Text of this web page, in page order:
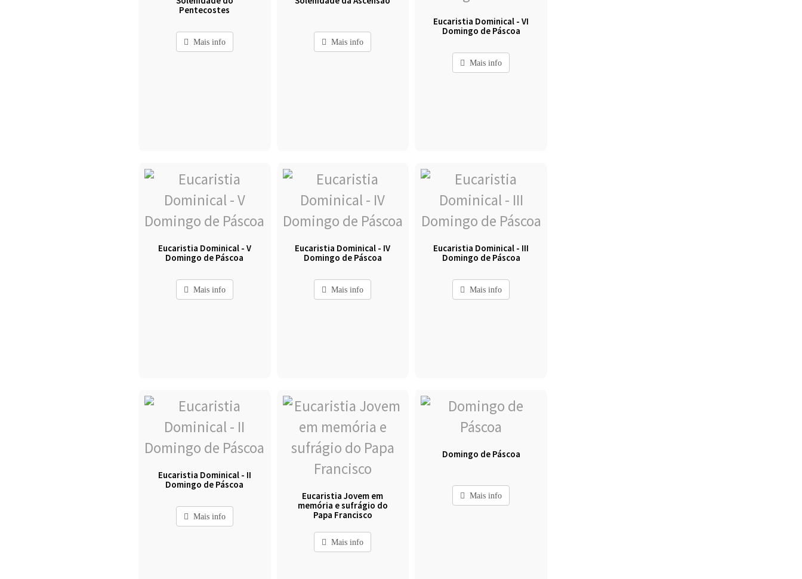
Pentecostes
Mais info Mais info
Eucaristia Dominical - VI
Domingo de Páscoa
Mais info
Eucaristia Dominical - V
Domingo de Páscoa
Mais info
Eucaristia Dominical - IV
Domingo de Páscoa
Mais info
Eucaristia Dominical - III
Domingo de Páscoa
Mais info
Eucaristia Dominical - II
Domingo de Páscoa
Mais info
Eucaristia Jovem em
memória e sufrágio do
Papa Francisco
Mais info
Domingo de Páscoa
Mais info